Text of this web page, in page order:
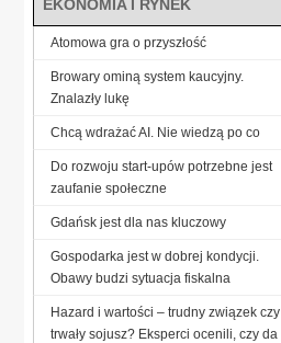
EKONOMIA I RYNEK
Atomowa gra o przyszłość
Browary ominą system kaucyjny.
Znalazły lukę
Chcą wdrażać AI. Nie wiedzą po co
Do rozwoju start-upów potrzebne jest
zaufanie społeczne
Gdańsk jest dla nas kluczowy
Gospodarka jest w dobrej kondycji.
Obawy budzi sytuacja fiskalna
Hazard i wartości – trudny związek czy
trwały sojusz? Eksperci ocenili, czy da